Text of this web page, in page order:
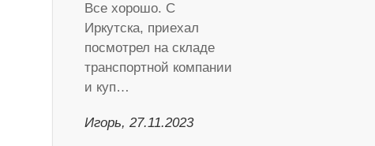
Все хорошо. С
Иркутска, приехал
посмотрел на складе
транспортной компании
и куп…
Игорь, 27.11.2023